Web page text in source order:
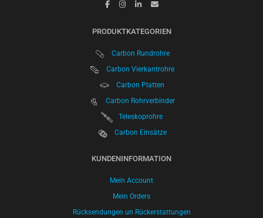
PRODUKTKATEGORIEN
Carbon Rundrohre
Carbon Vierkantrohre
Carbon Platten
Carbon Rohrverbinder
Teleskoprohre
Carbon Einsätze
KUNDENINFORMATION
Mein Account
Mein Orders
Rücksendungen un Rückerstattungen